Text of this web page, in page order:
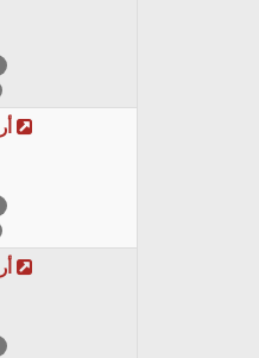
أرض سكنية للبيع
أرض سكنية للبيع